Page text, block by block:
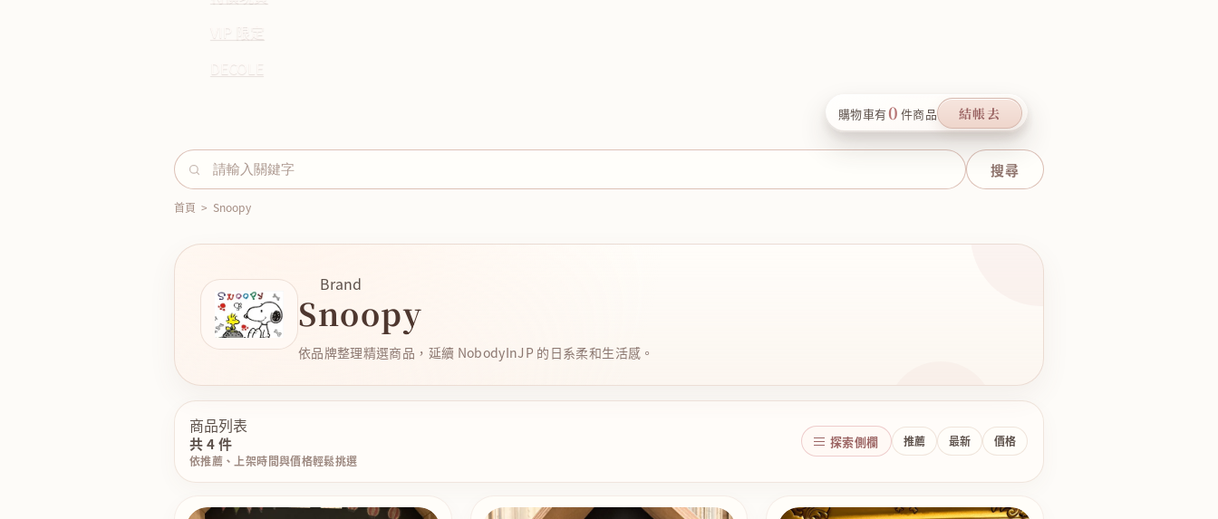
VIP 限定
購物車有0 件商品 結帳去
首頁 > Snoopy
Brand
Snoopy
依品牌整理精選商品，延續 NobodyInJP 的日系柔和生活感。
商品列表
共 4 件
依推薦、上架時間與價格輕鬆挑選
探索側欄 推薦 最新 價格